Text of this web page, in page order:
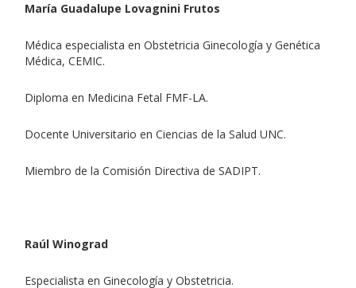
María Guadalupe Lovagnini Frutos
Médica especialista en Obstetricia Ginecología y Genética
Médica, CEMIC.
Diploma en Medicina Fetal FMF-LA.
Docente Universitario en Ciencias de la Salud UNC.
Miembro de la Comisión Directiva de SADIPT.
Raúl Winograd
Especialista en Ginecología y Obstetricia.